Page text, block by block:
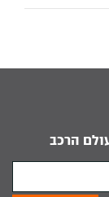
הרכב